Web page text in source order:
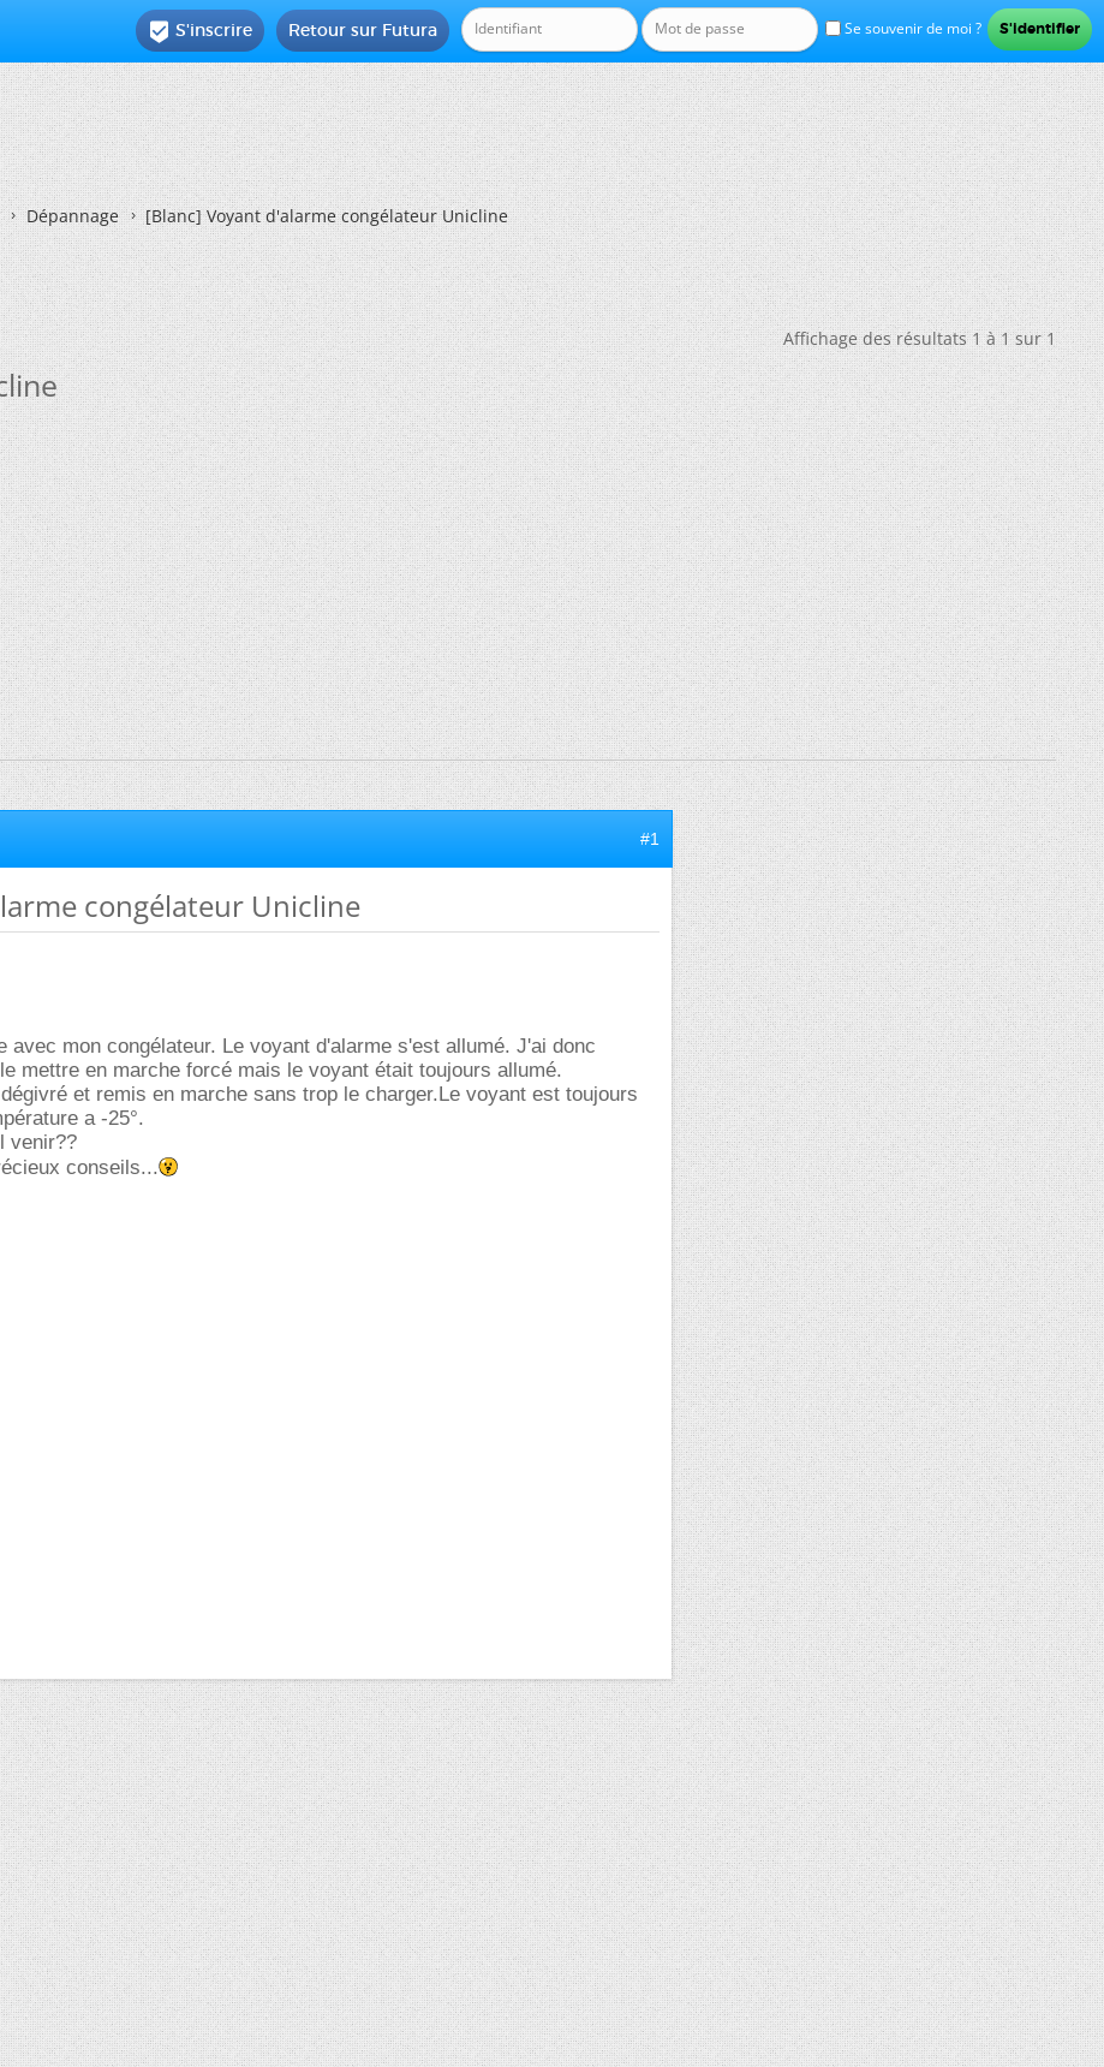
Se souvenir de moi ?
Retour sur Futura
 S'inscrire
Dépannage [Blanc]Voyant d'alarme congélateur Unicline
Affichage des résultats 1 à 1 sur 1
#1
congélateur Unicline
avec mon congélateur. Le voyant d'alarme s'est allumé. J'ai donc
mettre en marche forcé mais le voyant était toujours allumé.
et remis en marche sans trop le charger.Le voyant est toujours
a -25°.
venir??
conseils...